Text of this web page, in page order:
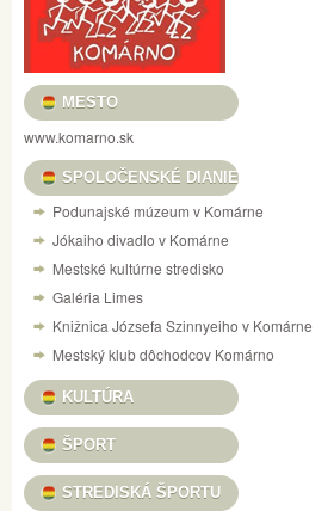
MESTO
www.komarno.sk
SPOLOČENSKÉ DIANIE
Podunajské múzeum v Komárne
Jókaiho divadlo v Komárne
Mestské kultúrne stredisko
Galéria Limes
Knižnica Józsefa Szinnyeiho v Komárne
Mestský klub dôchodcov Komárno
KULTÚRA
ŠPORT
STREDISKÁ ŠPORTU